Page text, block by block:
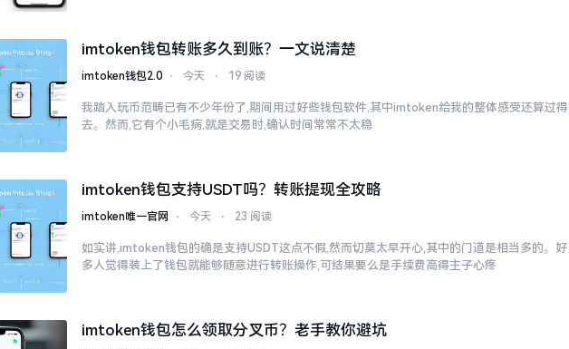
imtoken钱包转账多久到账？一文说清楚
imtoken钱包2.0 ⋅ 今天 ⋅ 19 阅读
我踏入玩币范畴已有不少年份了,期间用过好些钱包软件,其中imtoken给我的整体感受还算过得
去。然而,它有个小毛病,就是交易时,确认时间常常不太稳
imtoken钱包支持USDT吗？转账提现全攻略
imtoken唯一官网 ⋅ 今天 ⋅ 23 阅读
如实讲,imtoken钱包的确是支持USDT这点不假,然而切莫太早开心,其中的门道是相当多的。好
多人觉得装上了钱包就能够随意进行转账操作,可结果要么是手续费高得主子心疼
imtoken钱包怎么领取分叉币？老手教你避坑